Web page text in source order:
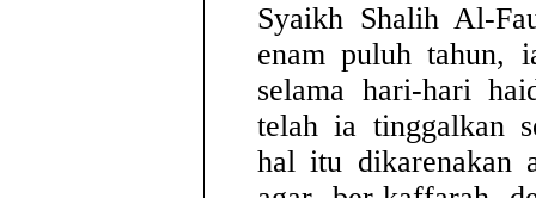
Syaikh Shalih Al-
enam puluh tahun,
selama hari-hari
telah ia tinggalkan
hal itu dikarenakan